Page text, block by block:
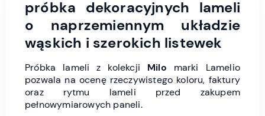
próbka dekoracyjnych lameli
o naprzemiennym układzie
wąskich i szerokich listewek
Próbka lameli z kolekcji Milo marki Lamelio
pozwala na ocenę rzeczywistego koloru, faktury
oraz rytmu lameli przed zakupem
pełnowymiarowych paneli.